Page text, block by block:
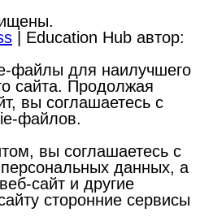
| Education Hub автор:
файлы для наилучшего
сайта. Продолжая
вы соглашаетесь с
файлов.
вы соглашаетесь с
данных, а
сайт и другие
сторонние сервисы